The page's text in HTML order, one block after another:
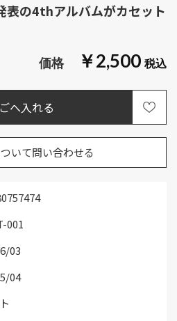
￥2,500
001
03
04
いて問い合わせる
表の4thアルバムがカセット